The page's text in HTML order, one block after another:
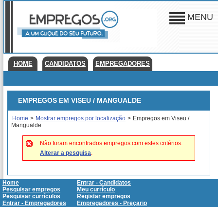
MENU
HOME CANDIDATOS EMPREGADORES
EMPREGOS EM VISEU / MANGUALDE
Home > Mostrar empregos por localização > Empregos em Viseu /
Mangualde
Não foram encontrados empregos com estes critérios.
Alterar a pesquisa.
Home
Entrar - Candidatos
Pesquisar empregos
Meu currículo
Pesquisar currículos
Registar empregos
Entrar - Empregadores
Empregadores - Preçario